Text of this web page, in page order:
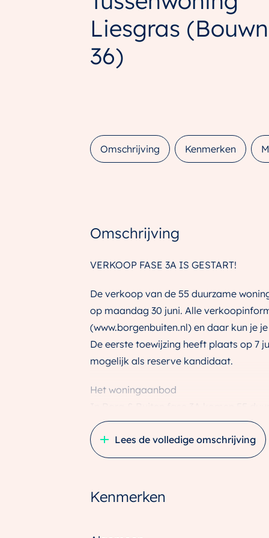
Liesgras
36)
Omschrijving Kenmerken
Omschrijving
VERKOOP FASE 3A IS GESTART!
De verkoop van de 55 duurzame
op maandag 30 juni. Alle
(www.borgenbuiten.nl) en daar kun je
De eerste toewijzing heeft plaats op 7
mogelijk als reserve kandidaat.
Het woningaanbod
vast niet onbekend, want een aantal
Door de variatie in woningtypes,
Lees de volledige omschrijving
Kenmerken